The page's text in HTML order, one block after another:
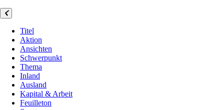
Titel
Aktion
Ansichten
Schwerpunkt
Thema
Inland
Ausland
Kapital & Arbeit
Feuilleton